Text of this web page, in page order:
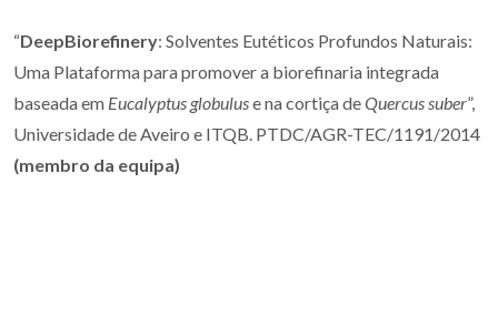
“DeepBiorefinery: Solventes Eutéticos Profundos Naturais:
Uma Plataforma para promover a biorefinaria integrada
baseada em Eucalyptus globuluse na cortiça deQuercus suber”,
Universidade de Aveiro e ITQB. PTDC/AGR-TEC/1191/2014
(membro da equipa)